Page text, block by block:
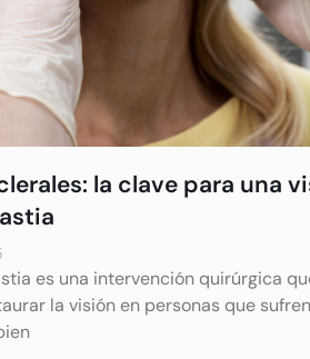
la clave para una
es una intervención quirúrgica
la visión en personas que